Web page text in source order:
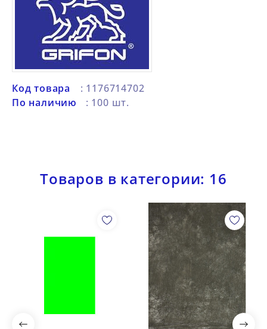
Код товара
: 1176714702
По наличию
: 100 шт.
Товаров в категории: 16